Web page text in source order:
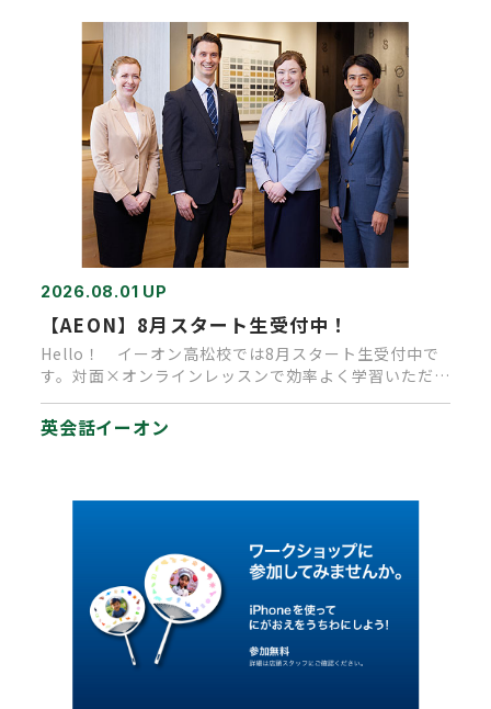
2026.08.01 UP
【AEON】8月スタート生受付中！
Hello！ イーオン高松校では8月スタート生受付中で
す。対面×オンラインレッスンで効率よく学習いただけ
英会話イーオン